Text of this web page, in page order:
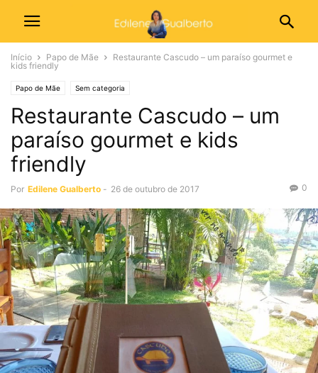
Início Papo de Mãe
Restaurante Cascudo – um paraíso gourmet e
kids friendly
Papo de Mãe Sem categoria
Restaurante Cascudo – um
paraíso gourmet e kids
friendly
Por Edilene Gualberto - 26 de outubro de 2017 0